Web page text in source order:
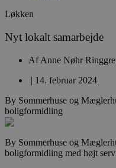
Løkken
Nyt lokalt samarbejde
AfAnne Nøhr
| 14. februar 2024
By Sommerhuse og
boligformidling
By Sommerhuse og
boligformidling med højt